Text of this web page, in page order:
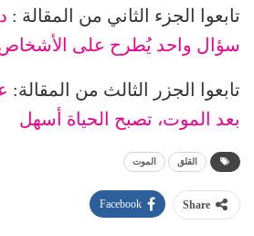
تابعوا الجزء الثاني من المقالة :
سؤال واحد يُطرح على
تابعوا الجزر الثالث من المقالة:
بعد الموت، تصبح الحياة أسهل
القلق الموت
Share
Facebook